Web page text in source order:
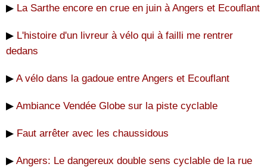
▶ La Sarthe encore en crue en juin à Angers et Ecouflant
▶ L'histoire d'un livreur à vélo qui à failli me rentrer
dedans
▶ A vélo dans la gadoue entre Angers et Ecouflant
▶ Ambiance Vendée Globe sur la piste cyclable
▶ Faut arrêter avec les chaussidous
▶ Angers: Le dangereux double sens cyclable de la rue